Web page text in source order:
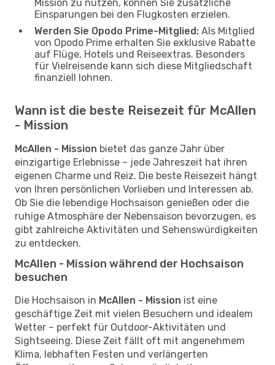
Mission zu nutzen, können Sie zusätzliche
Einsparungen bei den Flugkosten erzielen.
Werden Sie Opodo Prime-Mitglied: Als Mitglied
von Opodo Prime erhalten Sie exklusive Rabatte
auf Flüge, Hotels und Reiseextras. Besonders
für Vielreisende kann sich diese Mitgliedschaft
finanziell lohnen.
Wann ist die beste Reisezeit für McAllen
- Mission
McAllen - Mission bietet das ganze Jahr über
einzigartige Erlebnisse – jede Jahreszeit hat ihren
eigenen Charme und Reiz. Die beste Reisezeit hängt
von Ihren persönlichen Vorlieben und Interessen ab.
Ob Sie die lebendige Hochsaison genießen oder die
ruhige Atmosphäre der Nebensaison bevorzugen, es
gibt zahlreiche Aktivitäten und Sehenswürdigkeiten
zu entdecken.
McAllen - Mission während der Hochsaison
besuchen
Die Hochsaison in McAllen - Mission ist eine
geschäftige Zeit mit vielen Besuchern und idealem
Wetter – perfekt für Outdoor-Aktivitäten und
Sightseeing. Diese Zeit fällt oft mit angenehmem
Klima, lebhaften Festen und verlängerten